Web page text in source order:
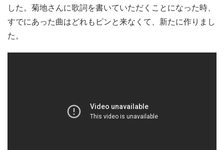
した。菊地さんに歌詞を書いていただくことになった時、
すでにあった曲はどれもピンと来なくて、新たに作りまし
た。